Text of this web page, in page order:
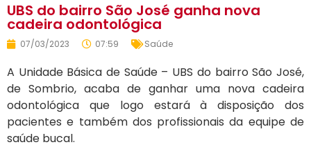
UBS do bairro São José ganha nova
cadeira odontológica
07/03/2023 07:59 Saúde
A Unidade Básica de Saúde – UBS do bairro São José,
de Sombrio, acaba de ganhar uma nova cadeira
odontológica que logo estará à disposição dos
pacientes e também dos profissionais da equipe de
saúde bucal.